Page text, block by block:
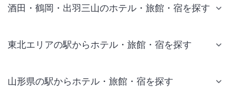
酒田・鶴岡・出羽三山のホテル・旅館・宿を探す
東北エリアの駅からホテル・旅館・宿を探す
山形県の駅からホテル・旅館・宿を探す